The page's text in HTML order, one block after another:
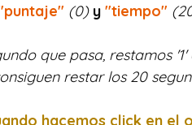
(0) y "tiempo"
que pasa, restamos
restar los 20
hacemos click en el